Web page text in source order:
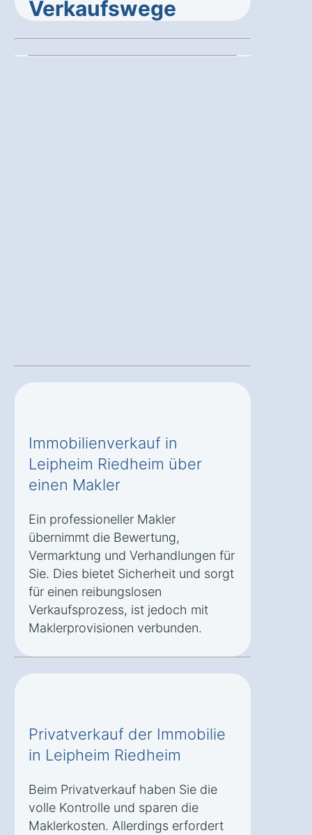
Verkaufswege
Immobilienverkauf in
Leipheim Riedheim über
einen Makler
Ein professioneller Makler
übernimmt die Bewertung,
Vermarktung und Verhandlungen für
Sie. Dies bietet Sicherheit und sorgt
für einen reibungslosen
Verkaufsprozess, ist jedoch mit
Maklerprovisionen verbunden.
Privatverkauf der Immobilie
in Leipheim Riedheim
Beim Privatverkauf haben Sie die
volle Kontrolle und sparen die
Maklerkosten. Allerdings erfordert